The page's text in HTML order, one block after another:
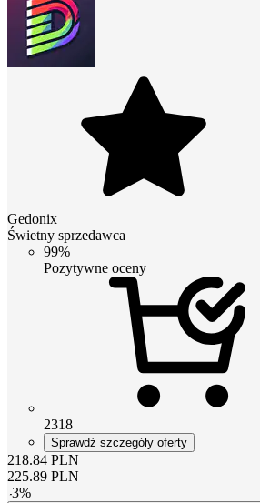
Gedonix
Świetny sprzedawca
99%
Pozytywne oceny
2318
Sprawdź szczegóły oferty
218.84 PLN
225.89 PLN
-3%